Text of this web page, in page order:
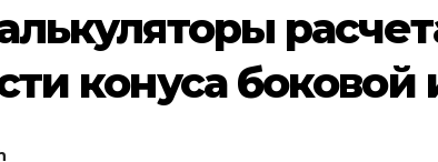
конуса боковой